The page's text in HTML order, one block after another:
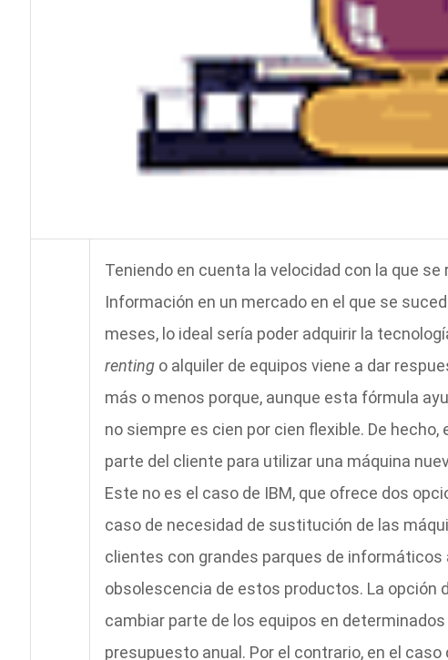
Teniendo en cuenta la velocidad con la que
Información en un mercado en el que se
meses, lo ideal sería poder adquirir la
rentingo alquiler de equipos viene a dar
más o menos porque, aunque esta fórmula
no siempre es cien por cien flexible. De
parte del cliente para utilizar una máquina
Este no es el caso de IBM, que ofrece dos
caso de necesidad de sustitución de las
clientes con grandes parques de informáticos
obsolescencia de estos productos. La opción
cambiar parte de los equipos en
presupuesto anual. Por el contrario, en el